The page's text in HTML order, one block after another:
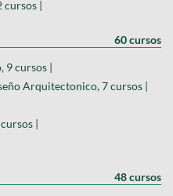
cursos |
60 cursos
9 cursos |
Arquitectonico, 7 cursos |
|
48 cursos